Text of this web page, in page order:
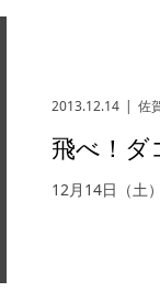
2013.12.14 佐
飛べ！ダ
12月14日（土